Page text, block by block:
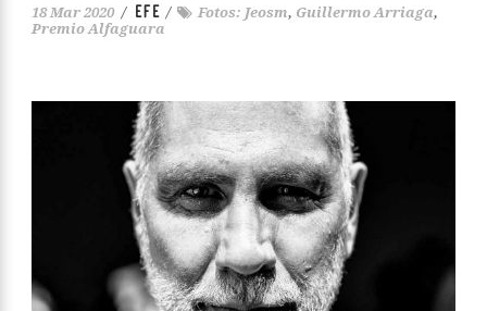
18 Mar 2020 / EFE / Fotos: Jeosm, Guillermo Arriaga,
Premio Alfaguara